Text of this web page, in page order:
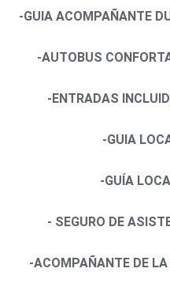
-GUIA ACOMPAÑANTE
-AUTOBUS
-ENTRADAS
-GUIA
-GUÍA
- SEGURO DE
-ACOMPAÑANTE DE